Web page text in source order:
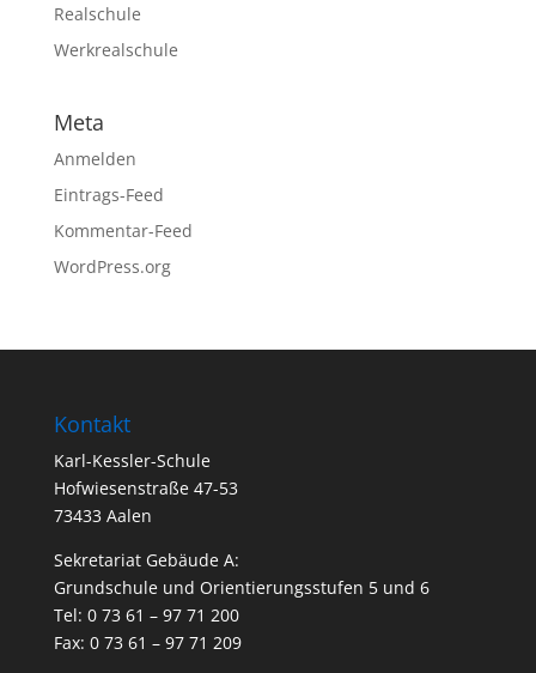
Realschule
Werkrealschule
Meta
Anmelden
Eintrags-Feed
Kommentar-Feed
WordPress.org
Kontakt
Karl-Kessler-Schule
Hofwiesenstraße 47-53
73433 Aalen
Sekretariat Gebäude A:
Grundschule und Orientierungsstufen 5 und 6
Tel: 0 73 61 – 97 71 200
Fax: 0 73 61 – 97 71 209